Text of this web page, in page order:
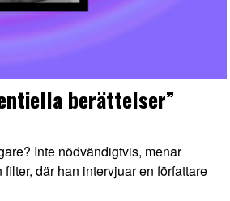
berättelser”
Inte nödvändigtvis, menar
där han intervjuar en författare